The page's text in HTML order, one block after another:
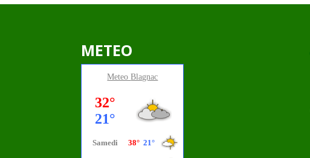
METEO
MeteoBlagnac